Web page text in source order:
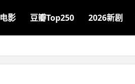
电影 豆瓣Top250 2026新剧